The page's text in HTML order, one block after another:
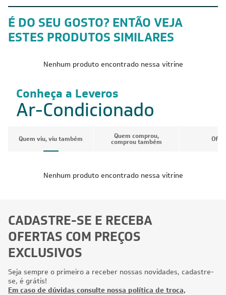
É DO SEU GOSTO? ENTÃO VEJA
ESTES PRODUTOS SIMILARES
Nenhum produto encontrado nessa vitrine
Conheça a Leveros
Ar-Condicionado
Quem viu, viu também Quem comprou,
comprou também
Nenhum produto encontrado nessa vitrine
CADASTRE-SE E RECEBA
OFERTAS COM PREÇOS
EXCLUSIVOS
Seja sempre o primeiro a receber nossas novidades, cadastre-
se, é grátis!
Em caso de dúvidas consulte nossa política de troca,